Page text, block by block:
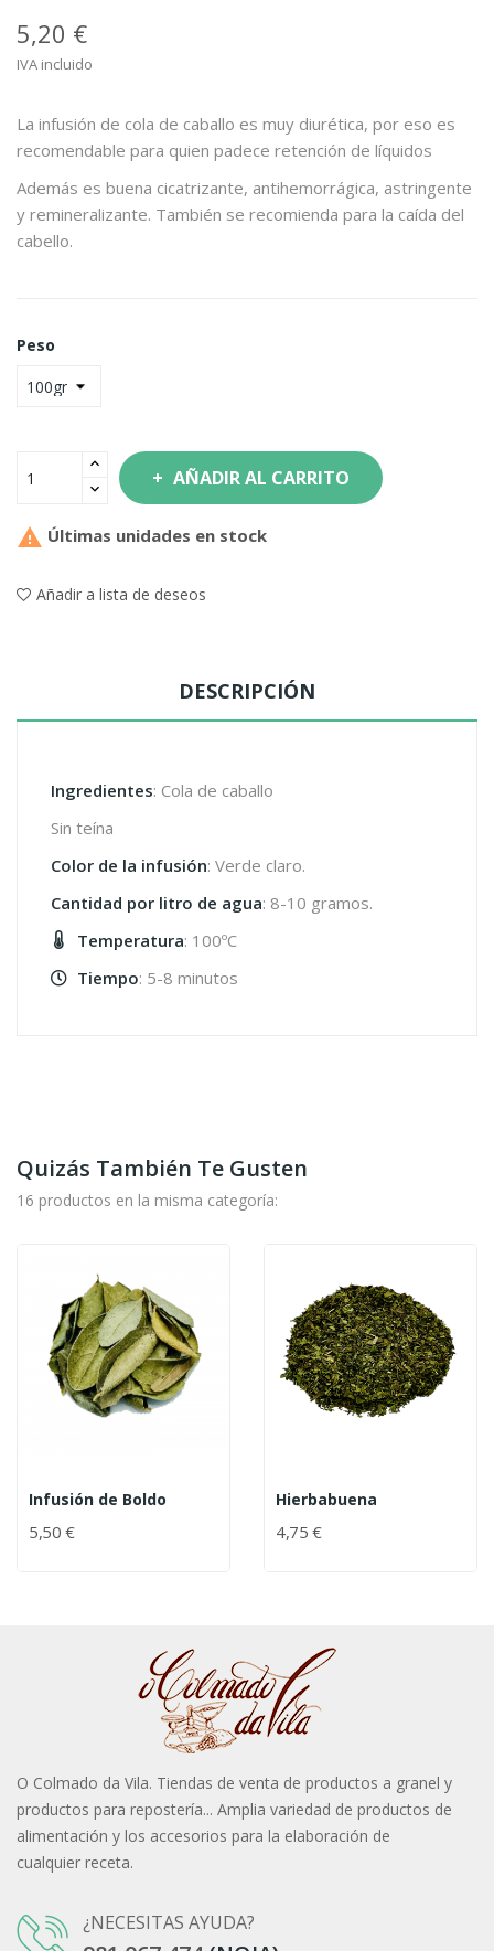
5,20 €
IVA incluido
La infusión de cola de caballo es muy diurética, por eso es
recomendable para quien padece retención de líquidos
Además es buena cicatrizante, antihemorrágica, astringente
y remineralizante. También se recomienda para la caída del
cabello.
Peso
AÑADIR AL CARRITO
 Últimas unidades en stock
Añadir a lista de deseos
DESCRIPCIÓN
Ingredientes: Cola de caballo
Sin teína
Color de la infusión: Verde claro.
Cantidad por litro de agua: 8-10 gramos.
Temperatura: 100ºC
Tiempo: 5-8 minutos
Quizás También Te Gusten
16 productos en la misma categoría:
Infusión de Boldo
5,50 €
Hierbabuena
4,75 €
O Colmado da Vila. Tiendas de venta de productos a granel y
productos para repostería... Amplia variedad de productos de
alimentación y los accesorios para la elaboración de
cualquier receta.
¿NECESITAS AYUDA?